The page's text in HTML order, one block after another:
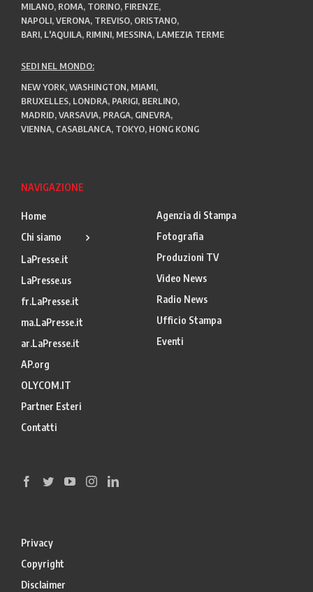
MILANO, ROMA, TORINO, FIRENZE,
NAPOLI, VERONA, TREVISO, ORISTANO,
BARI, L'AQUILA, RIMINI, MESSINA, LAMEZIA TERME
SEDI NEL MONDO:
NEW YORK, WASHINGTON, MIAMI,
BRUXELLES, LONDRA, PARIGI, BERLINO,
MADRID, VARSAVIA, PRAGA, GINEVRA,
VIENNA, CASABLANCA, TOKYO, HONG KONG
NAVIGAZIONE
Home
Chi siamo
LaPresse.it
LaPresse.us
fr.LaPresse.it
ma.LaPresse.it
ar.LaPresse.it
AP.org
OLYCOM.IT
Partner Esteri
Contatti
Agenzia di Stampa
Fotografia
Produzioni TV
Video News
Radio News
Ufficio Stampa
Eventi
Privacy
Copyright
Disclaimer